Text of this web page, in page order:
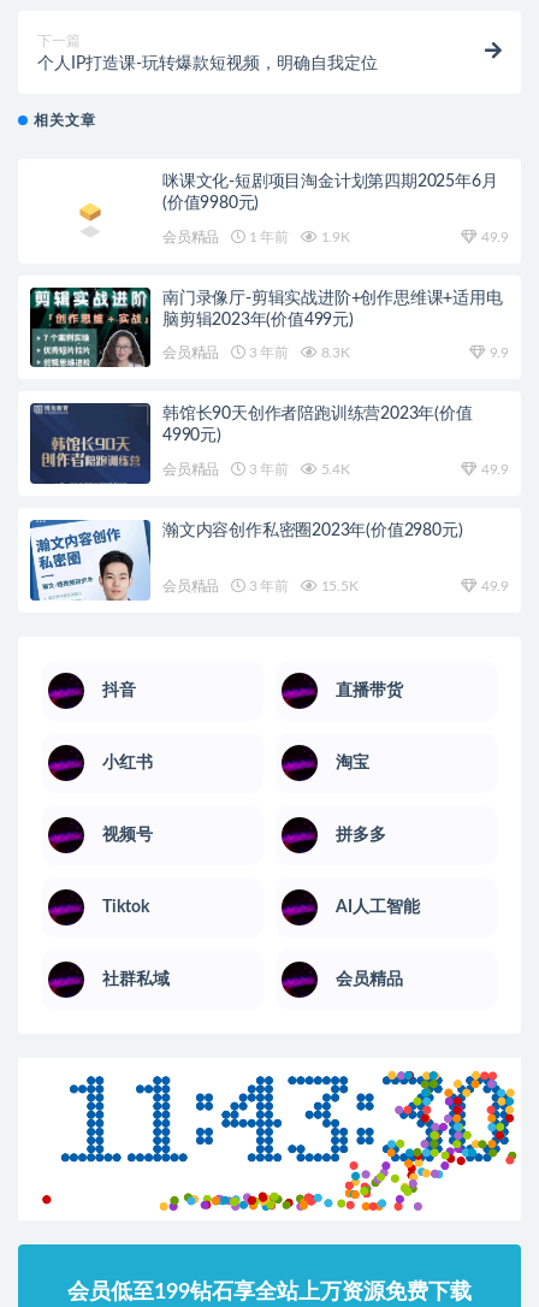
下一篇
个人IP打造课-玩转爆款短视频，明确自我定位
相关文章
咪课文化-短剧项目淘金计划第四期2025年6月
(价值9980元)
会员精品 1 年前 1.9K 49.9
南门录像厅-剪辑实战进阶+创作思维课+适用电
脑剪辑2023年(价值499元)
会员精品 3 年前 8.3K 9.9
韩馆长90天创作者陪跑训练营2023年(价值
4990元)
会员精品 3 年前 5.4K 49.9
瀚文内容创作私密圈2023年(价值2980元)
会员精品 3 年前 15.5K 49.9
抖音 直播带货
小红书 淘宝
视频号 拼多多
Tiktok AI人工智能
社群私域 会员精品
会员低至199钻石享全站上万资源免费下载